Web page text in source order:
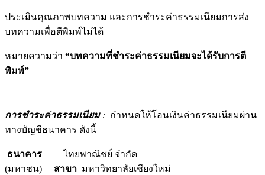
ประเมินคุณภาพบทความ และการชำระค่าธรรมเนียมการส่ง
บทความเพื่อตีพิมพ์ไม่ได้
หมายความว่า “บทความที่ชำระค่าธรรมเนียมจะได้รับการตี
พิมพ์”
การชำระค่าธรรมเนียม : กำหนดให้โอนเงินค่าธรรมเนียมผ่าน
ทางบัญชีธนาคาร ดังนี้
ธนาคาร ไทยพาณิชย์ จำกัด
(มหาชน)
สาขา มหาวิทยาลัยเชียงใหม่